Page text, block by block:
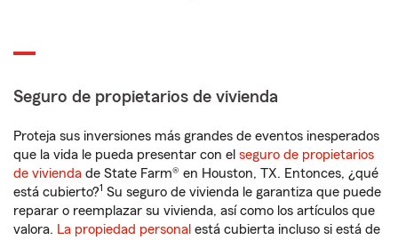
Seguro de propietarios de vivienda
Proteja sus inversiones más grandes de eventos inesperados
que la vida le pueda presentar con el seguro de propietarios
de vivienda de State Farm® en Houston, TX. Entonces, ¿qué
está cubierto?1 Su seguro de vivienda le garantiza que puede
reparar o reemplazar su vivienda, así como los artículos que
valora. La propiedad personal está cubierta incluso si está de